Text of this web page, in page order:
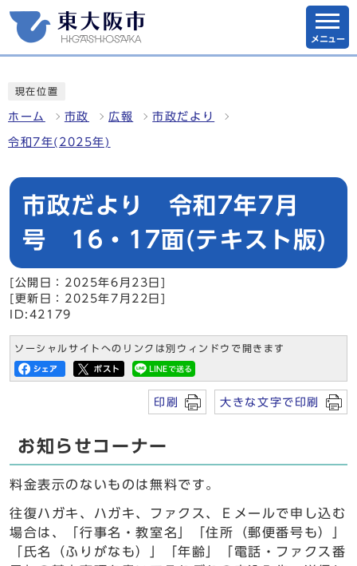
メニュー
現在位置
ホーム 市政 広報 市政だより
令和7年(2025年)
市政だより 令和7年7月
号 16・17面(テキスト版)
[公開日：2025年6月23日]
[更新日：2025年7月22日]
ID:42179
ソーシャルサイトへのリンクは別ウィンドウで開きます
印刷 大きな文字で印刷
お知らせコーナー
料金表示のないものは無料です。
往復ハガキ、ハガキ、ファクス、Ｅメールで申し込む
場合は、「行事名・教室名」「住所（郵便番号も）」
「氏名（ふりがなも）」「年齢」「電話・ファクス番